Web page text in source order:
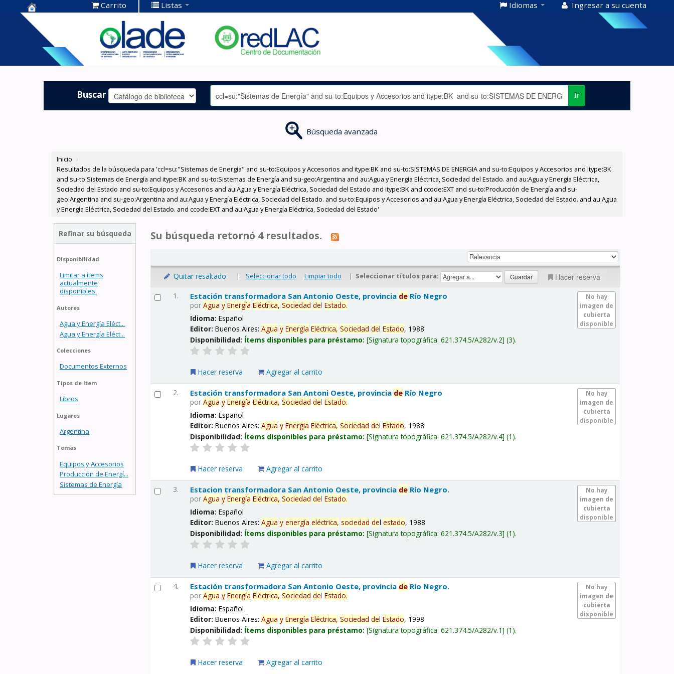
Centro de
Documentación
OLADE -
Carrito Listas Idiomas Ingresar a su cuenta
Buscar Ir
Búsqueda avanzada
Inicio ›
Resultados de la búsqueda para 'ccl=su:"Sistemas de Energía" and su-to:Equipos y Accesorios and itype:BK and su-to:SISTEMAS DE ENERGIA and su-to:Equipos y Accesorios and itype:BK
and su-to:Sistemas de Energía and itype:BK and su-to:Sistemas de Energía and su-geo:Argentina and au:Agua y Energía Eléctrica, Sociedad del Estado. and au:Agua y Energía Eléctrica,
Sociedad del Estado and su-to:Equipos y Accesorios and au:Agua y Energía Eléctrica, Sociedad del Estado and itype:BK and ccode:EXT and su-to:Producción de Energía and su-
geo:Argentina and su-geo:Argentina and au:Agua y Energía Eléctrica, Sociedad del Estado. and su-to:Equipos y Accesorios and au:Agua y Energía Eléctrica, Sociedad del Estado. and au:Agua
y Energía Eléctrica, Sociedad del Estado. and ccode:EXT and au:Agua y Energía Eléctrica, Sociedad del Estado'
Refinar su búsqueda
Disponibilidad
Limitar a ítems
actualmente
disponibles.
Autores
Agua y Energía Eléct...
Agua y Energía Eléct...
Colecciones
Documentos Externos
Tipos de ítem
Libros
Lugares
Argentina
Temas
Equipos y Accesorios
Producción de Energí...
Sistemas de Energía
Su búsqueda retornó 4 resultados.
Quitar resaltado | Seleccionar todo Limpiar todo | Seleccionar títulos para: Hacer reserva
1.
No hay
imagen de
cubierta
disponible
Estación transformadora San Antonio Oeste, provincia de Río Negro
porAgua y Energía Eléctrica, Sociedad delEstado.
Idioma:Español
Editor:Buenos Aires:Agua y Energía Eléctrica, Sociedad delEstado, 1988
Disponibilidad: Ítems disponibles para préstamo: Signatura topográfica:621.374.5/A282/v.2 (3).
Hacer reserva Agregar al carrito
2.
No hay
imagen de
cubierta
disponible
Estación transformadora San Antoni Oeste, provincia de Río Negro
porAgua y Energía Eléctrica, Sociedad delEstado.
Idioma:Español
Editor:Buenos Aires:Agua y Energía Eléctrica, Sociedad delEstado, 1988
Disponibilidad: Ítems disponibles para préstamo: Signatura topográfica:621.374.5/A282/v.4 (1).
Hacer reserva Agregar al carrito
3.
No hay
imagen de
cubierta
disponible
Estacion transformadora San Antonio Oeste, provincia de Río Negro.
porAgua y Energía Eléctrica, Sociedad delEstado.
Idioma:Español
Editor:Buenos Aires:Agua y energía eléctrica, sociedad delestado, 1988
Disponibilidad: Ítems disponibles para préstamo: Signatura topográfica:621.374.5/A282/v.3 (1).
Hacer reserva Agregar al carrito
4.
No hay
imagen de
cubierta
disponible
Estación transformadora San Antonio Oeste, provincia de Río Negro.
porAgua y Energía Eléctrica, Sociedad delEstado.
Idioma:Español
Editor:Buenos Aires:Agua y Energía Eléctrica, Sociedad delEstado, 1998
Disponibilidad: Ítems disponibles para préstamo: Signatura topográfica:621.374.5/A282/v.1 (1).
Hacer reserva Agregar al carrito